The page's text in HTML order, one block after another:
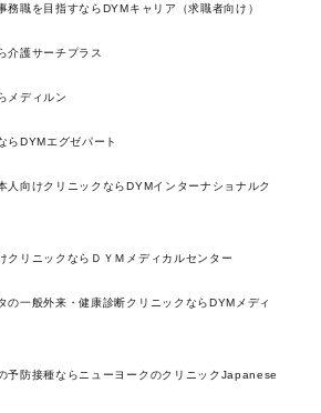
務職を目指すならDYMキャリア（求職者向け）
介護サーチプラス
メディルン
らDYMエグゼパート
人向けクリニックならDYMインターナショナルク
クリニックならＤＹＭメディカルセンター
の一般外来・健康診断クリニックならDYMメディ
予防接種ならニューヨークのクリニックJapanese